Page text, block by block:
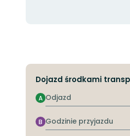
Dojazd środkami
Odjazd
A
Godzinie
przyjazdu
B